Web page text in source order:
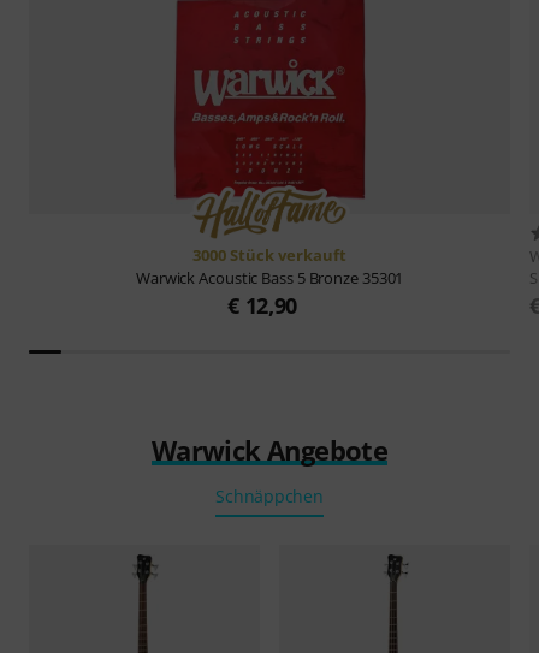
3000 Stück verkauft
WarwickAcoustic Bass 5 Bronze 35301
€ 12,90
Warwick Angebote
Schnäppchen